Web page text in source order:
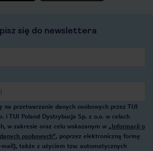
się do newslettera
na przetwarzanie danych osobowych przez TUI
i TUI Poland Dystrybucja Sp. z o.o. w celach
w zakresie oraz celu wskazanym w „Informacji o
osobowych”, poprzez elektroniczną formę
także z użyciem tzw. automatycznych